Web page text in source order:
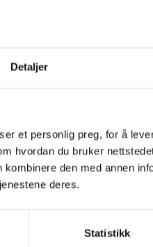
Detaljer
et personlig preg, for å
hvordan du bruker
den med annen
deres.
Statistikk
Tillegg
Nordic